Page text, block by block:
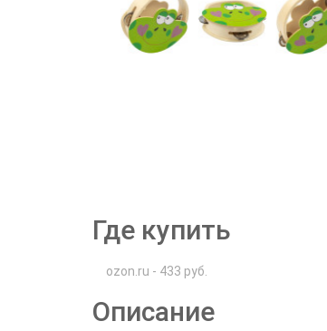
Где купить
ozon.ru - 433 руб.
Описание